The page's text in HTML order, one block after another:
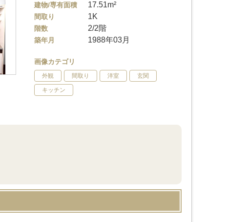
建物/専有面積 17.51m²
間取り 1K
階数 2/2階
築年月 1988年03月
画像カテゴリ
外観 間取り 洋室 玄関
キッチン